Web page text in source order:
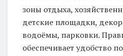
зоны отдыха,
детские площадки,
водоёмы, парковки.
обеспечивает удобство